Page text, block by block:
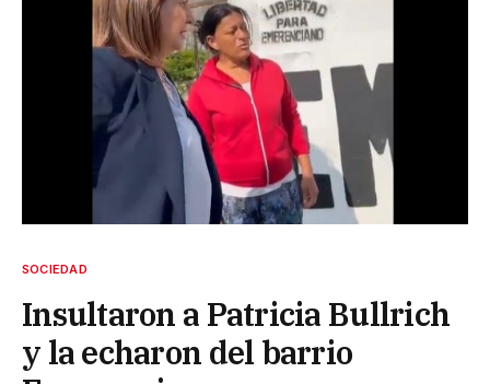
SOCIEDAD
Insultaron a Patricia Bullrich
y la echaron del barrio